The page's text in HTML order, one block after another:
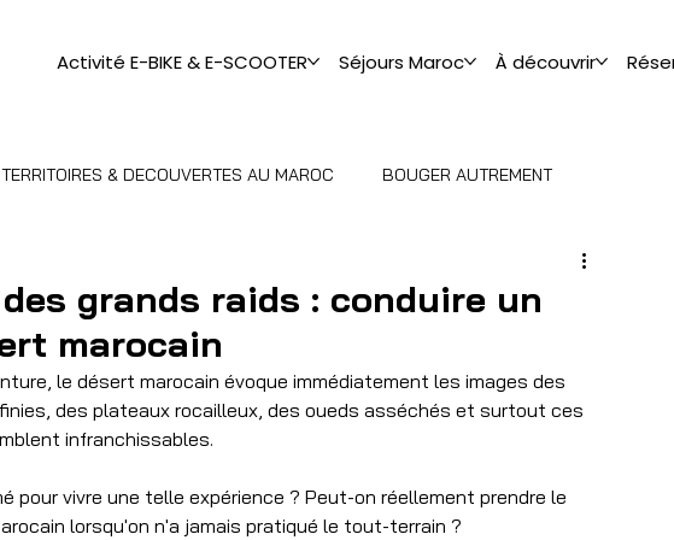
Activité E-BIKE & E-SCOOTER Séjours Maroc À découvrir
TERRITOIRES & DECOUVERTES AU MAROC BOUGER AUTREMENT
grands raids : conduire un
marocain
le désert marocain évoque immédiatement les images des
des plateaux rocailleux, des oueds asséchés et surtout ces
infranchissables.
pour vivre une telle expérience ? Peut-on réellement prendre le
lorsqu'on n'a jamais pratiqué le tout-terrain ?